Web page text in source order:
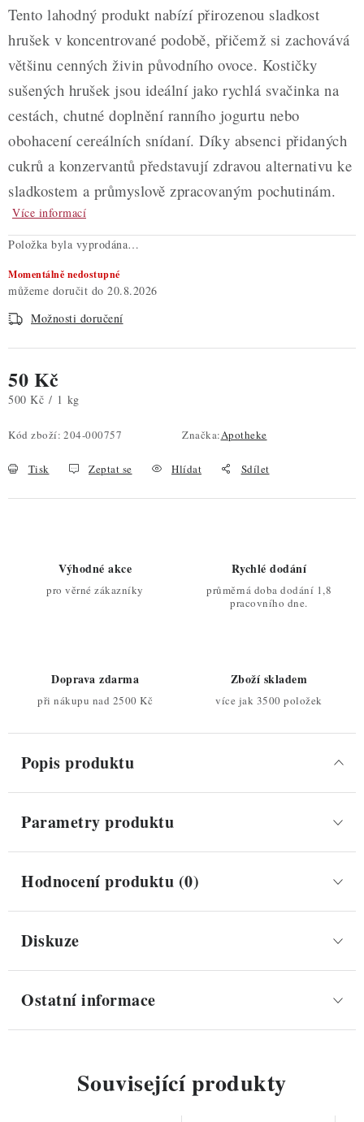
Tento lahodný produkt nabízí přirozenou sladkost
hrušek v koncentrované podobě, přičemž si zachovává
většinu cenných živin původního ovoce. Kostičky
sušených hrušek jsou ideální jako rychlá svačinka na
cestách, chutné doplnění ranního jogurtu nebo
obohacení cereálních snídaní. Díky absenci přidaných
cukrů a konzervantů představují zdravou alternativu ke
sladkostem a průmyslově zpracovaným pochutinám.
Více informací
Položka byla vyprodána…
Momentálně nedostupné
20.8.2026
Možnosti doručení
50 Kč
Měrná cena:
500 Kč / 1 kg
Kód zboží: 204-000757 Značka:Apotheke
Tisk Zeptat se Hlídat Sdílet
Výhodné akce
pro věrné zákazníky
Rychlé dodání
průměrná doba dodání 1,8
pracovního dne.
Doprava zdarma
při nákupu nad 2500 Kč
Zboží skladem
více jak 3500 položek
Popis produktu
Parametry produktu
Hodnocení produktu (0)
Diskuze
Ostatní informace
Související produkty